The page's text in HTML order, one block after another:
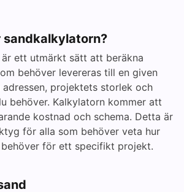
sandkalkylatorn?
ett utmärkt sätt att beräkna
behöver levereras till en given
adressen, projektets storlek och
behöver. Kalkylatorn kommer att
kostnad och schema. Detta är
för alla som behöver veta hur
för ett specifikt projekt.